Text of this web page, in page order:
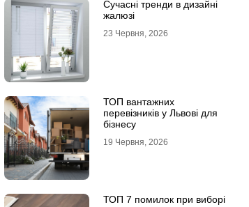
Сучасні тренди в дизайні
жалюзі
23 Червня, 2026
ТОП вантажних
перевізників у Львові для
бізнесу
19 Червня, 2026
ТОП 7 помилок при виборі